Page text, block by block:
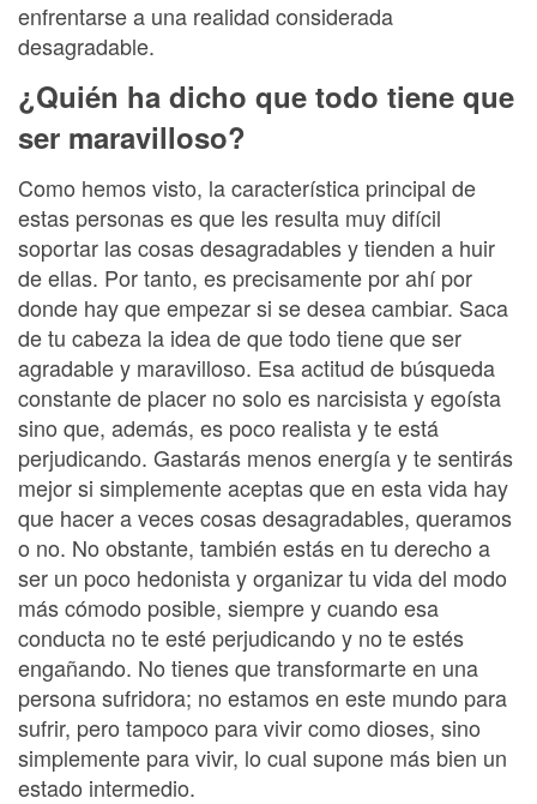
enfrentarse a una realidad considerada
desagradable.
¿Quién ha dicho que todo tiene que
ser maravilloso?
Como hemos visto, la característica principal de
estas personas es que les resulta muy difícil
soportar las cosas desagradables y tienden a huir
de ellas. Por tanto, es precisamente por ahí por
donde hay que empezar si se desea cambiar. Saca
de tu cabeza la idea de que todo tiene que ser
agradable y maravilloso. Esa actitud de búsqueda
constante de placer no solo es narcisista y egoísta
sino que, además, es poco realista y te está
perjudicando. Gastarás menos energía y te sentirás
mejor si simplemente aceptas que en esta vida hay
que hacer a veces cosas desagradables, queramos
o no. No obstante, también estás en tu derecho a
ser un poco hedonista y organizar tu vida del modo
más cómodo posible, siempre y cuando esa
conducta no te esté perjudicando y no te estés
engañando. No tienes que transformarte en una
persona sufridora; no estamos en este mundo para
sufrir, pero tampoco para vivir como dioses, sino
simplemente para vivir, lo cual supone más bien un
estado intermedio.